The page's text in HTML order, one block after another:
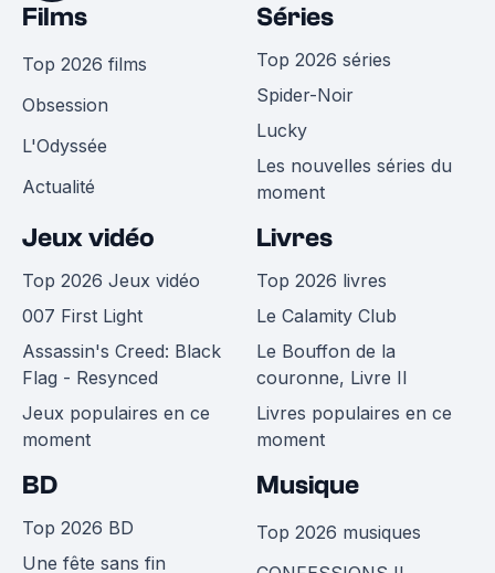
Films
Top 2026 films
Obsession
L'Odyssée
Actualité
Séries
Top 2026 séries
Spider-Noir
Lucky
Les nouvelles séries du
moment
Jeux vidéo
Top 2026 Jeux vidéo
007 First Light
Assassin's Creed: Black
Flag - Resynced
Jeux populaires en ce
moment
Livres
Top 2026 livres
Le Calamity Club
Le Bouffon de la
couronne, Livre II
Livres populaires en ce
moment
BD
Top 2026 BD
Une fête sans fin
Musique
Top 2026 musiques